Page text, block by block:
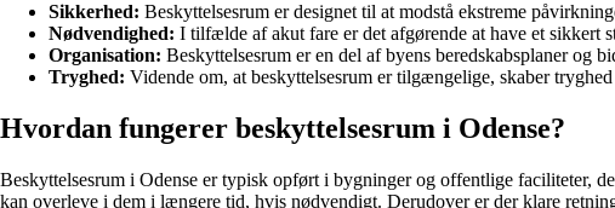
Sikkerhed: Beskyttelsesrum er designet til at modstå ekstreme
Nødvendighed: I tilfælde af akut fare er det afgørende at have et sikkert
Organisation: Beskyttelsesrum er en del af byens beredskabsplaner og
Tryghed: Vidende om, at beskyttelsesrum er tilgængelige, skaber
Hvordan fungerer beskyttelsesrum i Odense?
Beskyttelsesrum i Odense er typisk opført i bygninger og offentlige faciliteter,
kan overleve i dem i længere tid, hvis nødvendigt. Derudover er der klare